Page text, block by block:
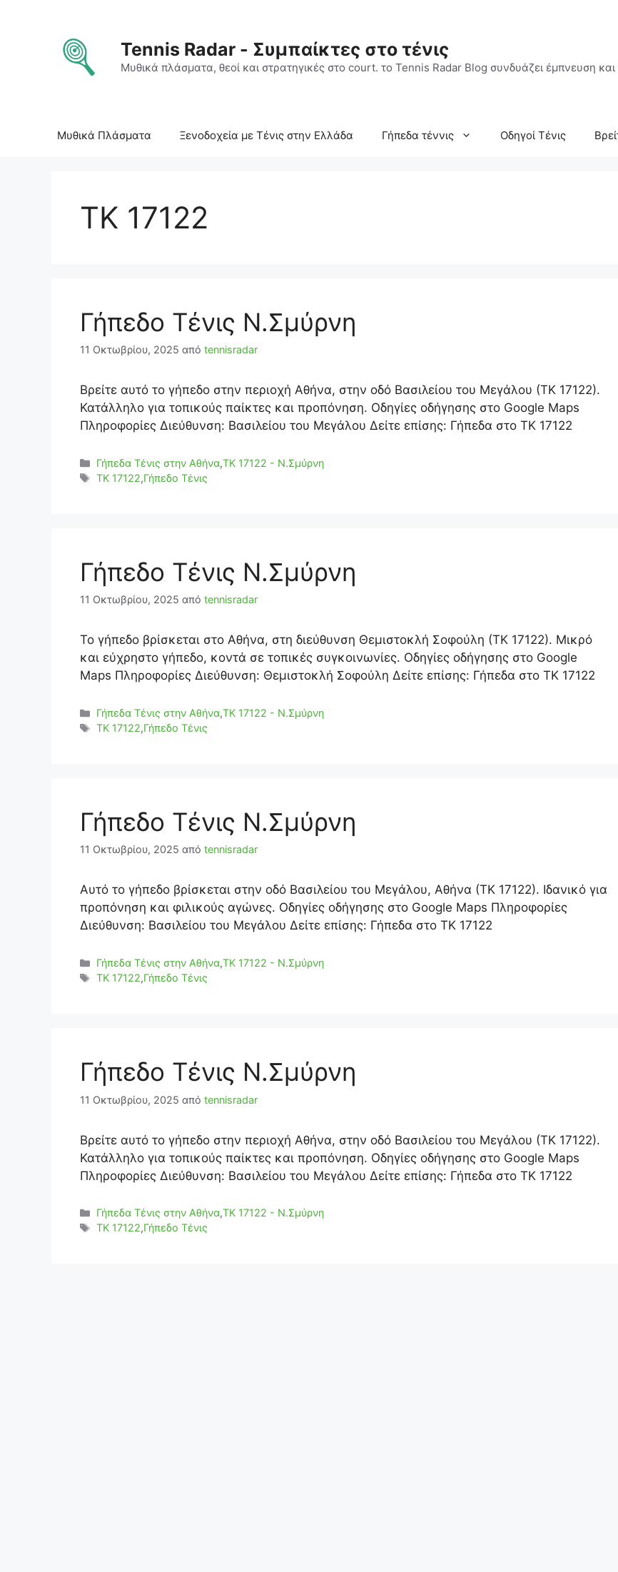
περιεχόμενο
Tennis Radar - Συμπαίκτες στο τένις
Μυθικά πλάσματα, θεοί και στρατηγικές στο court. το Tennis Radar Blog συνδυάζει έμπνευση και
Μυθικά Πλάσματα Ξενοδοχεία με Τένις στην Ελλάδα Γήπεδα τέννις Οδηγοί Τένις
TK 17122
Γήπεδο Τένις Ν.Σμύρνη
11 Οκτωβρίου, 2025 από tennisradar
Βρείτε αυτό το γήπεδο στην περιοχή Αθήνα, στην οδό Βασιλείου του Μεγάλου (ΤΚ 17122).
Κατάλληλο για τοπικούς παίκτες και προπόνηση. Οδηγίες οδήγησης στο Google Maps
Πληροφορίες Διεύθυνση: Βασιλείου του Μεγάλου Δείτε επίσης: Γήπεδα στο ΤΚ 17122
Κατηγορίες
Γήπεδα Τένις στην Αθήνα,ΤΚ 17122 - Ν.Σμύρνη
Ετικέτες
TK 17122,Γήπεδο Τένις
Γήπεδο Τένις Ν.Σμύρνη
11 Οκτωβρίου, 2025 από tennisradar
Το γήπεδο βρίσκεται στο Αθήνα, στη διεύθυνση Θεμιστοκλή Σοφούλη (ΤΚ 17122). Μικρό
και εύχρηστο γήπεδο, κοντά σε τοπικές συγκοινωνίες. Οδηγίες οδήγησης στο Google
Maps Πληροφορίες Διεύθυνση: Θεμιστοκλή Σοφούλη Δείτε επίσης: Γήπεδα στο ΤΚ 17122
Κατηγορίες
Γήπεδα Τένις στην Αθήνα,ΤΚ 17122 - Ν.Σμύρνη
Ετικέτες
TK 17122,Γήπεδο Τένις
Γήπεδο Τένις Ν.Σμύρνη
11 Οκτωβρίου, 2025 από tennisradar
Αυτό το γήπεδο βρίσκεται στην οδό Βασιλείου του Μεγάλου, Αθήνα (ΤΚ 17122). Ιδανικό για
προπόνηση και φιλικούς αγώνες. Οδηγίες οδήγησης στο Google Maps Πληροφορίες
Διεύθυνση: Βασιλείου του Μεγάλου Δείτε επίσης: Γήπεδα στο ΤΚ 17122
Κατηγορίες
Γήπεδα Τένις στην Αθήνα,ΤΚ 17122 - Ν.Σμύρνη
Ετικέτες
TK 17122,Γήπεδο Τένις
Γήπεδο Τένις Ν.Σμύρνη
11 Οκτωβρίου, 2025 από tennisradar
Βρείτε αυτό το γήπεδο στην περιοχή Αθήνα, στην οδό Βασιλείου του Μεγάλου (ΤΚ 17122).
Κατάλληλο για τοπικούς παίκτες και προπόνηση. Οδηγίες οδήγησης στο Google Maps
Πληροφορίες Διεύθυνση: Βασιλείου του Μεγάλου Δείτε επίσης: Γήπεδα στο ΤΚ 17122
Κατηγορίες
Γήπεδα Τένις στην Αθήνα,ΤΚ 17122 - Ν.Σμύρνη
Ετικέτες
TK 17122,Γήπεδο Τένις